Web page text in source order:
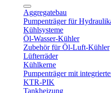
Aggregatebau
Pumpenträger für
Kühlsysteme
Öl-Wasser-Kühler
Zubehör für Öl-Luft-Kühler
Lüfterräder
Kühlkerne
Pumpenträger mit
KTR-PIK
Tankheizung